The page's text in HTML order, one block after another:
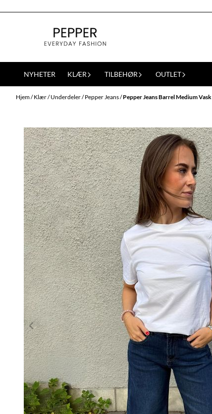
NYHETER KLÆR TILBEHØR OUTLET
Hjem/Klær/Underdeler/Pepper Jeans/Pepper Jeans Barrel Medium Vask